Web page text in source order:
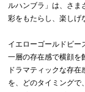
ルハンブラ」は、さ
彩をもたらし、楽しげ
イエローゴールドビー
一層の存在感で横顔を
ドラマティックな存
を、どのタイミングで